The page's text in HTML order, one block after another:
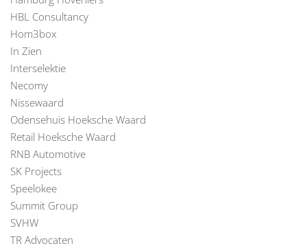
HBL Consultancy
Hom3box
In Zien
Interselektie
Necomy
Nissewaard
Odensehuis Hoeksche Waard
Retail Hoeksche Waard
RNB Automotive
SK Projects
Speelokee
Summit Group
SVHW
TR Advocaten